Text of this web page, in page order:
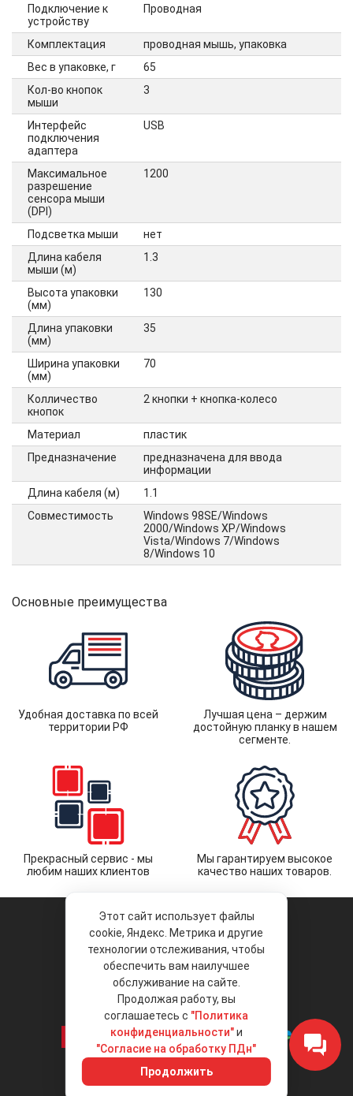
Подключение к
устройству
Проводная
Комплектация
проводная мышь, упаковка
Вес в упаковке, г
65
Кол-во кнопок
мыши
3
Интерфейс
подключения
адаптера
USB
Максимальное
разрешение
сенсора мыши
(DPI)
1200
Подсветка мыши
нет
Длина кабеля
мыши (м)
1.3
Высота упаковки
(мм)
130
Длина упаковки
(мм)
35
Ширина упаковки
(мм)
70
Колличество
кнопок
2 кнопки + кнопка-колесо
Материал
пластик
Предназначение
предназначена для ввода
информации
Длина кабеля (м)
1.1
Совместимость
Windows 98SE/Windows
2000/Windows XP/Windows
Vista/Windows 7/Windows
8/Windows 10
Основные преимущества
Удобная доставка по всей
территории РФ
Лучшая цена – держим
достойную планку в нашем
сегменте.
Прекрасный сервис - мы
любим наших клиентов
Мы гарантируем высокое
качество наших товаров.
© 2026 «Liberty Project».
Аксессуары и запчасти оптом.
Положение об обработке и защите
персональных данных
Интернет-магазин
+7 (495) 792-792-8
Этот сайт использует файлы
cookie, Яндекс. Метрика и другие
технологии отслеживания, чтобы
обеспечить вам наилучшее
обслуживание на сайте.
Продолжая работу, вы
соглашаетесь с "Политика
конфиденциальности"и
"Согласие на обработку ПДн"